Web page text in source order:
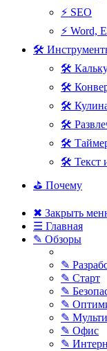
⚡ SEO
⚡ Word,
🛠
🛠
🛠
🛠
🛠
🛠
🛠 Текст
⛳ Почему
✖ Закрыть
☰ Главная
✎ Обзоры
✎
✎ Старт
✎
✎
✎
✎ Офис
✎